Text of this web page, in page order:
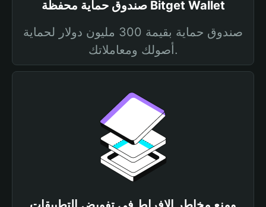
صندوق حماية محفظة Bitget Wallet
صندوق حماية بقيمة 300 مليون دولار لحماية
أصولك ومعاملاتك.